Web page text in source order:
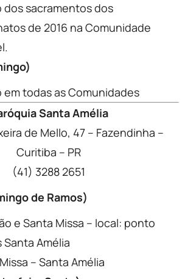
dos sacramentos dos
de 2016 na Comunidade
em todas as Comunidades
Santa Amélia
de Mello, 47 – Fazendinha –
Curitiba – PR
(41) 3288 2651
de Ramos)
e Santa Missa – local: ponto
Amélia
– Santa Amélia